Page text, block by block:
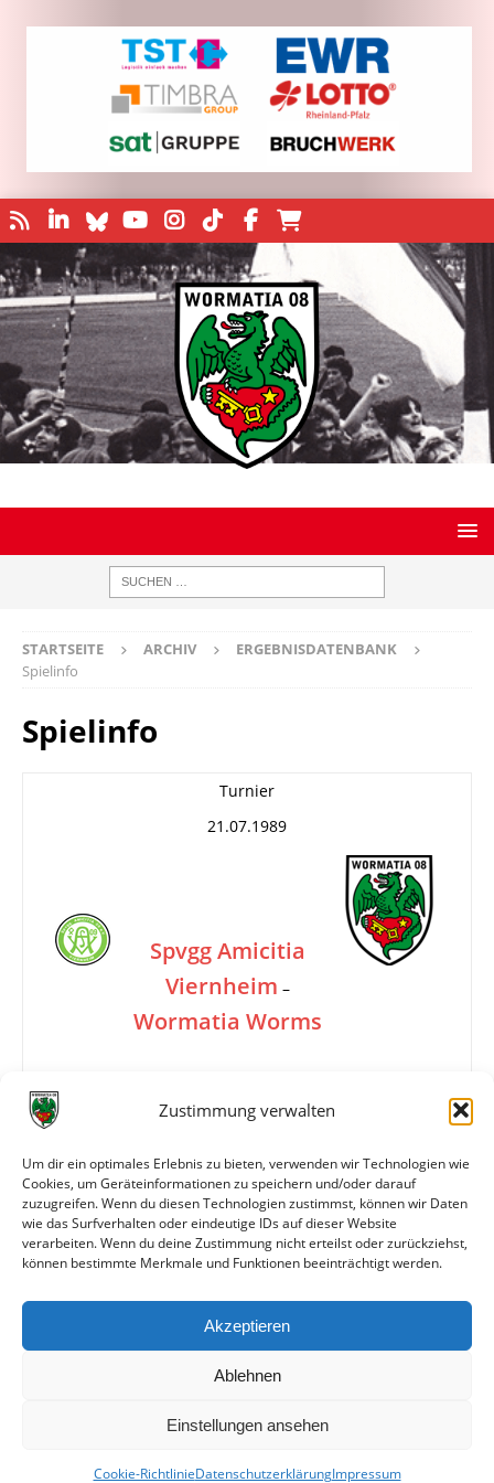
Zustimmung verwalten
Um dir ein optimales Erlebnis zu bieten, verwenden wir Technologien wie
Cookies, um Geräteinformationen zu speichern und/oder darauf
zuzugreifen. Wenn du diesen Technologien zustimmst, können wir Daten
wie das Surfverhalten oder eindeutige IDs auf dieser Website
verarbeiten. Wenn du deine Zustimmung nicht erteilst oder zurückziehst,
können bestimmte Merkmale und Funktionen beeinträchtigt werden.
Akzeptieren
Ablehnen
Einstellungen ansehen
Cookie-RichtlinieDatenschutzerklärungImpressum
STARTSEITE ARCHIV
ERGEBNISDATENBANK
Spielinfo
Spielinfo
Turnier
21.07.1989
Spvgg Amicitia
Viernheim –
Wormatia Worms
1:4
Info
8. Hans-Pfeiffer-Gedächtnisturnier in
Lampertheim, Halbfinale
Alle bisherigen Partien der beiden Mannschaften
anzeigen